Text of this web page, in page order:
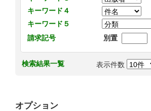
キーワード４
キーワード５
請求記号
別置
検索結果一覧 表示件数
オプション